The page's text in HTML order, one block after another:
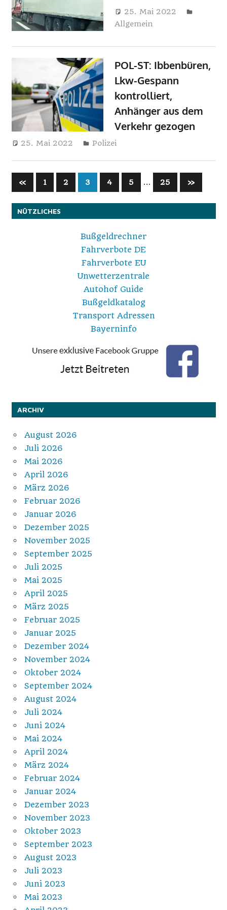
i
e
25. Mai 2022
Allgemein
POL-ST: Ibbenbüren,
Lkw-Gespann
kontrolliert,
Anhänger aus dem
Verkehr gezogen
25. Mai 2022 Harry
Polizei
Seitennummerierung
der
Beiträge
«Vorherige
Beiträge
1 2 3 4 5 … 25
Nächste
Beiträge
»
NÜTZLICHES
Bußgeldrechner
Fahrverbote DE
Fahrverbote EU
Unwetterzentrale
Autohof Guide
Bußgeldkatalog
Transport Adressen
Bayerninfo
ARCHIV
August 2026
Juli 2026
Mai 2026
April 2026
März 2026
Februar 2026
Januar 2026
Dezember 2025
November 2025
September 2025
Juli 2025
Mai 2025
April 2025
März 2025
Februar 2025
Januar 2025
Dezember 2024
November 2024
Oktober 2024
September 2024
August 2024
Juli 2024
Juni 2024
Mai 2024
April 2024
März 2024
Februar 2024
Januar 2024
Dezember 2023
November 2023
Oktober 2023
September 2023
August 2023
Juli 2023
Juni 2023
Mai 2023